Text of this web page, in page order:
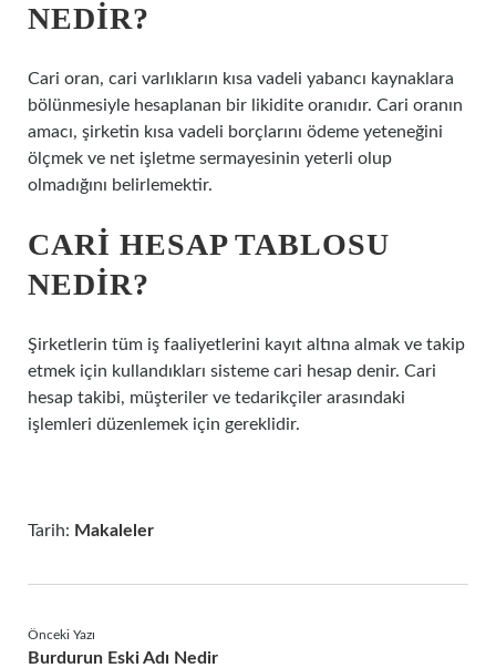
NEDIR?
Cari oran, cari varlıkların kısa vadeli yabancı kaynaklara
bölünmesiyle hesaplanan bir likidite oranıdır. Cari oranın
amacı, şirketin kısa vadeli borçlarını ödeme yeteneğini
ölçmek ve net işletme sermayesinin yeterli olup
olmadığını belirlemektir.
CARI HESAP TABLOSU
NEDIR?
Şirketlerin tüm iş faaliyetlerini kayıt altına almak ve takip
etmek için kullandıkları sisteme cari hesap denir. Cari
hesap takibi, müşteriler ve tedarikçiler arasındaki
işlemleri düzenlemek için gereklidir.
Tarih: Makaleler
Önceki Yazı
Burdurun Eski Adı Nedir